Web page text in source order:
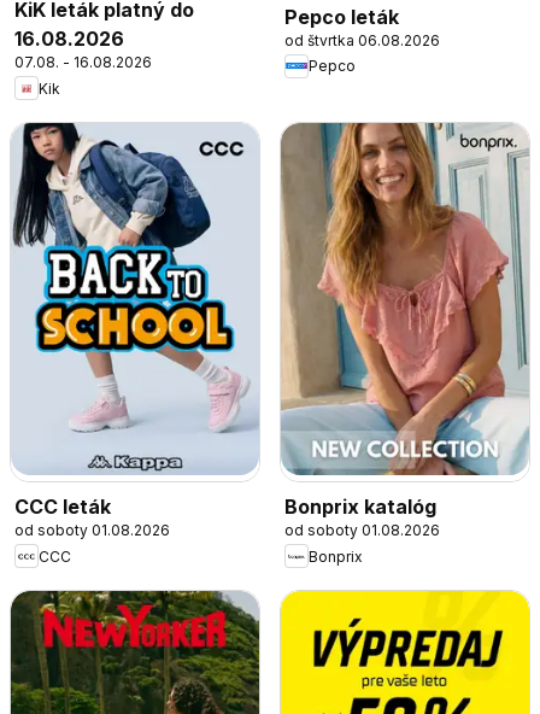
KiK leták platný do
16.08.2026
07.08. - 16.08.2026
Kik
Pepco leták
od štvrtka 06.08.2026
Pepco
CCC leták
od soboty 01.08.2026
CCC
Bonprix katalóg
od soboty 01.08.2026
Bonprix